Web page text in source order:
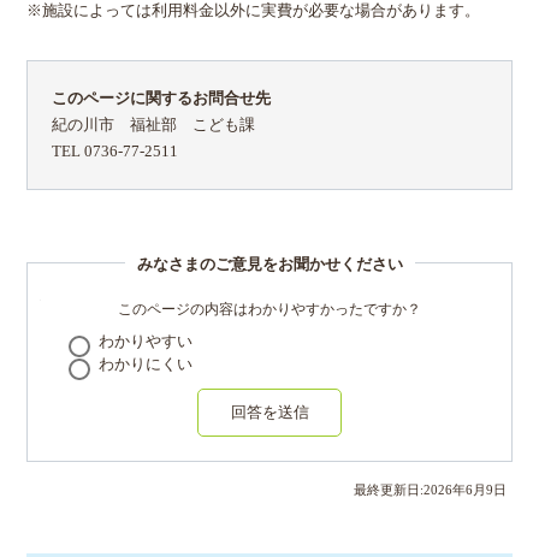
※施設によっては利用料金以外に実費が必要な場合があります。
このページに関するお問合せ先
紀の川市 福祉部 こども課
TEL 0736-77-2511
みなさまのご意見をお聞かせください
このページの内容はわかりやすかったですか？
わかりやすい
わかりにくい
回答を送信
最終更新日:2026年6月9日